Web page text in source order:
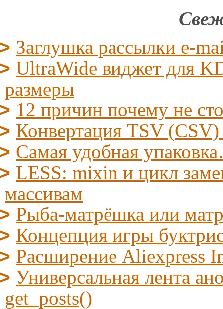
Заглушка рассылки e-
UltraWide виджет для
размеры
12 причин почему не
Конвертация TSV
Самая удобная
LESS: mixin и цикл
массивам
Рыба-матрёшка или
Концепция игры
Расширение Aliexpress
Универсальная лента
get_posts()